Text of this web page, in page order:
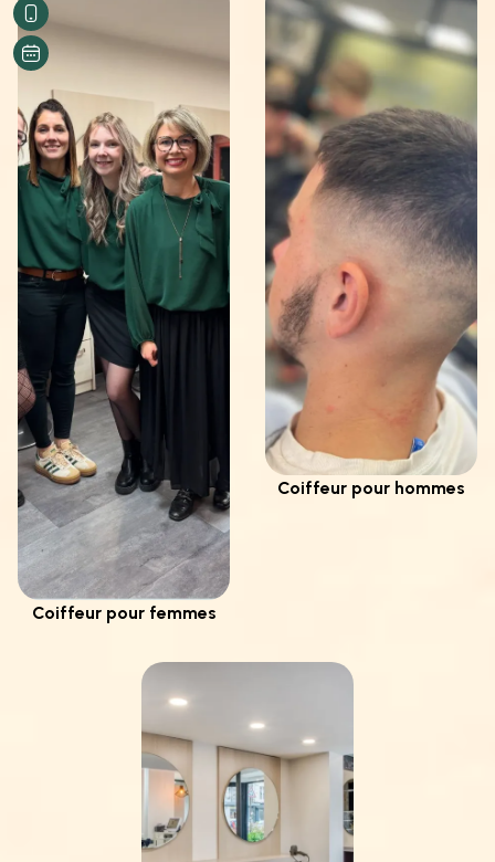
Coiffeur pour femmes
Coiffeur pour hommes